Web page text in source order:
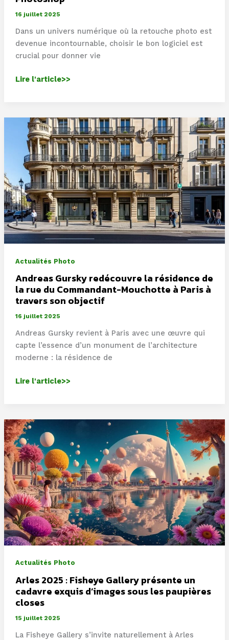
16 juillet 2025
Dans un univers numérique où la retouche photo est
devenue incontournable, choisir le bon logiciel est
crucial pour donner vie
Affinity
Un
choix
alternatif
Photoshop
Lire l'article>>
Actualités Photo
Andreas Gursky redécouvre la résidence de
la rue du Commandant-Mouchotte à Paris à
travers son objectif
16 juillet 2025
Andreas Gursky revient à Paris avec une œuvre qui
capte l’essence d’un monument de l’architecture
moderne : la résidence de
Andreas
la
résidence
de
la
rue
du
Commandant-
Mouchotte
à
Paris
à
son
objectif
Lire l'article>>
Actualités Photo
Arles 2025 : Fisheye Gallery présente un
cadavre exquis d’images sous les paupières
closes
15 juillet 2025
La Fisheye Gallery s’invite naturellement à Arles